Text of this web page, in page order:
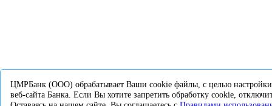
ЦМРБанк (ООО) обрабатывает Ваши cookie файлы, с целью настройки
веб-сайта Банка. Если Вы хотите запретить обработку сookie,